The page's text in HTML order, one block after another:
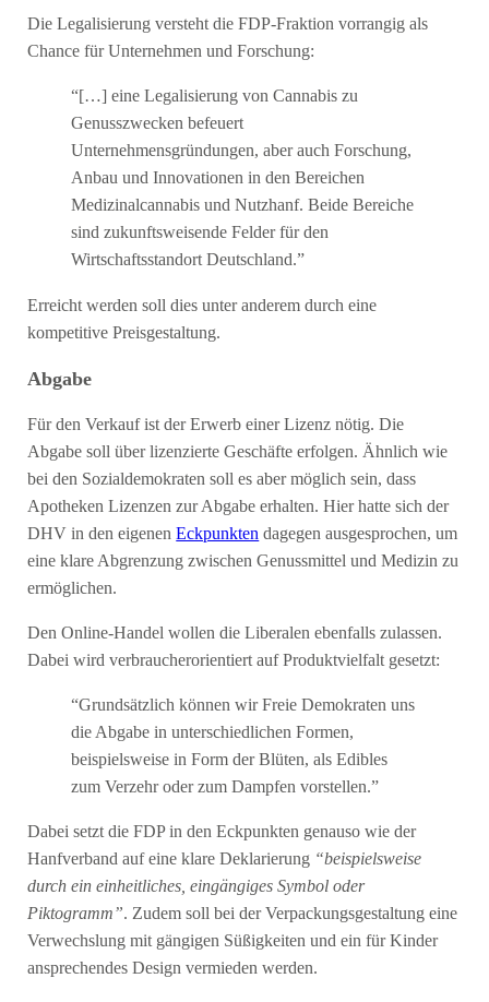
Die Legalisierung versteht die FDP-Fraktion vorrangig als
Chance für Unternehmen und Forschung:
“[…] eine Legalisierung von Cannabis zu
Genusszwecken befeuert
Unternehmensgründungen, aber auch Forschung,
Anbau und Innovationen in den Bereichen
Medizinalcannabis und Nutzhanf. Beide Bereiche
sind zukunftsweisende Felder für den
Wirtschaftsstandort Deutschland.”
Erreicht werden soll dies unter anderem durch eine
kompetitive Preisgestaltung.
Abgabe
Für den Verkauf ist der Erwerb einer Lizenz nötig. Die
Abgabe soll über lizenzierte Geschäfte erfolgen. Ähnlich wie
bei den Sozialdemokraten soll es aber möglich sein, dass
Apotheken Lizenzen zur Abgabe erhalten. Hier hatte sich der
DHV in den eigenenEckpunkten dagegen ausgesprochen, um
eine klare Abgrenzung zwischen Genussmittel und Medizin zu
ermöglichen.
Den Online-Handel wollen die Liberalen ebenfalls zulassen.
Dabei wird verbraucherorientiert auf Produktvielfalt gesetzt:
“Grundsätzlich können wir Freie Demokraten uns
die Abgabe in unterschiedlichen Formen,
beispielsweise in Form der Blüten, als Edibles
zum Verzehr oder zum Dampfen vorstellen.”
Dabei setzt die FDP in den Eckpunkten genauso wie der
Hanfverband auf eine klare Deklarierung “beispielsweise
durch ein einheitliches, eingängiges Symbol oder
Piktogramm”. Zudem soll bei der Verpackungsgestaltung eine
Verwechslung mit gängigen Süßigkeiten und ein für Kinder
ansprechendes Design vermieden werden.